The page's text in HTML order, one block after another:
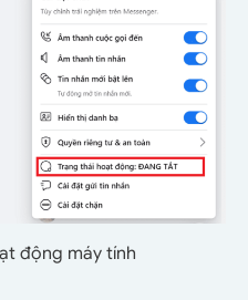
động máy tính